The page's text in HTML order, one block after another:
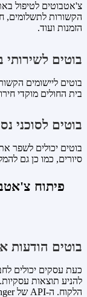
צ'אטבוטים לטיפול
הקשורות לתשלומים,
הזמנות ועוד.
בוטים לשירותי
בוטים ליישומים
בית החולים מוקדי
בוטים לסוכני
בוטים יכולים לשפר
סיורים, כמו כן גם
פיתוח
בוטים הודעות
כעת עסקים יכולים
להניע תוצאות